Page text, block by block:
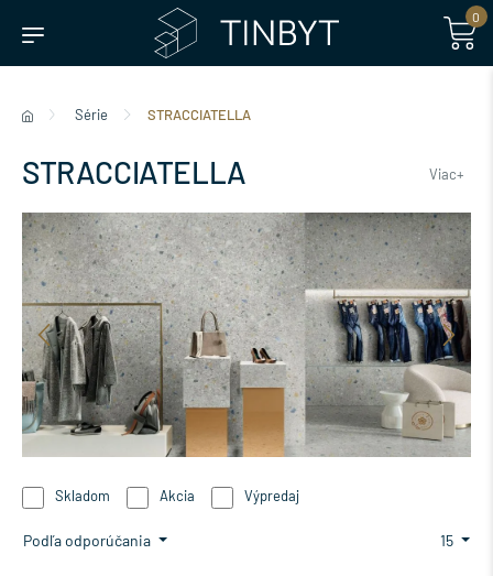
0
Série STRACCIATELLA
STRACCIATELLA Viac+
Skladom Akcia Výpredaj
Podľa odporúčania 15